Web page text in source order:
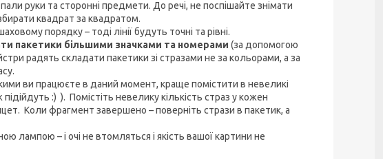
руки та сторонні предмети. До речі, не поспішайте знімати
квадрат за квадратом.
порядку – тоді лінії будуть точні та рівні.
пакетики більшими значками та номерами (за допомогою
радять складати пакетики зі стразами не за кольорами, а за
ви працюєте в даний момент, краще помістити в невеликі
:) ). Помістіть невелику кількість страз у кожен
Коли фрагмент завершено – поверніть стрази в пакетик, а
лампою – і очі не втомляться і якість вашої картини не